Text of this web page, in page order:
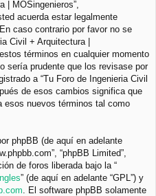
| MOSingenieros”,
acuerda estar legalmente
caso contrario por favor no se
Civil + Arquitectura |
términos en cualquier momento
sería prudente que los revisase por
a “Tu Foro de Ingenieria Civil
de esos cambios significa que
esos nuevos términos tal como
phpBB (de aquí en adelante
“phpBB Limited”,
de foros liberada bajo la “
” (de aquí en adelante “GPL”) y
. El software phpBB solamente